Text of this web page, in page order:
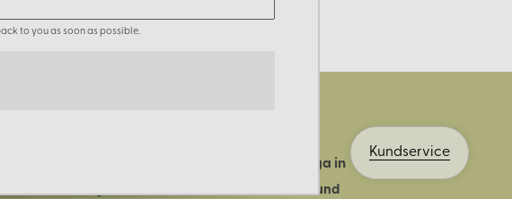
Kundservice
to you as soon as possible.
Företagets historia
Logga in
Bli kund